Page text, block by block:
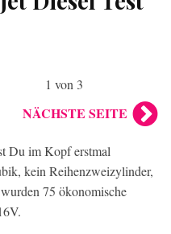
1 von 3
NÄCHSTE SEITE
Du im Kopf erstmal
kein Reihenzweizylinder,
75 ökonomische